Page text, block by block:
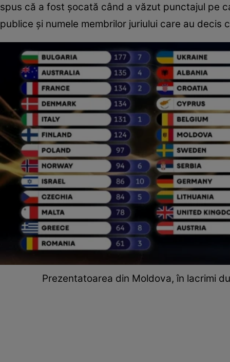
spus că a fost șocată când a văzut punctajul pe
publice și numele membrilor juriului care au decis
Prezentatoarea din Moldova, în lacrimi